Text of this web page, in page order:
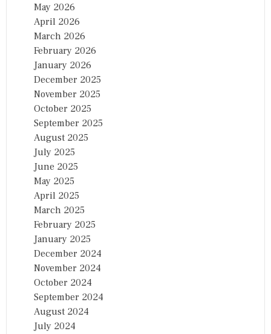
May 2026
April 2026
March 2026
February 2026
January 2026
December 2025
November 2025
October 2025
September 2025
August 2025
July 2025
June 2025
May 2025
April 2025
March 2025
February 2025
January 2025
December 2024
November 2024
October 2024
September 2024
August 2024
July 2024